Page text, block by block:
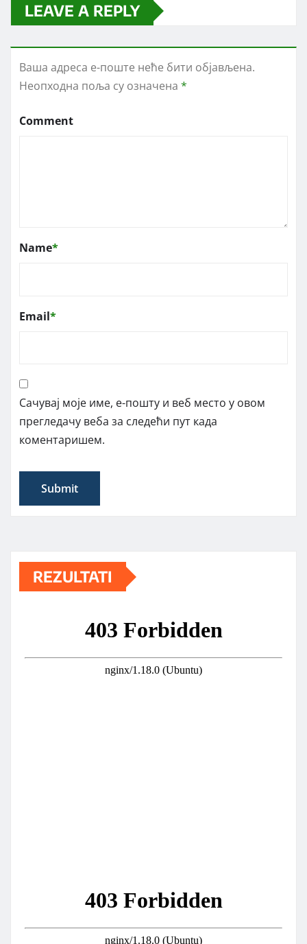
LEAVE A REPLY
Ваша адреса е-поште неће бити објављена.
Неопходна поља су означена *
Comment
Name*
Email*
Сачувај моје име, е-пошту и веб место у овом
прегледачу веба за следећи пут када
коментаришем.
REZULTATI